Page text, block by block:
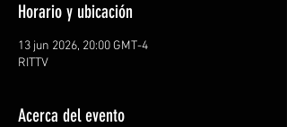
Horario y ubicación
13 jun 2026, 20:00 GMT-4
RITTV
Acerca del evento